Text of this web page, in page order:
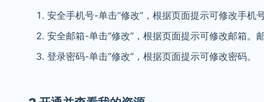
安全手机号-单击“修改”，根据页面提示可修改手
安全邮箱-单击“修改”，根据页面提示可修改邮箱。
登录密码-单击“修改”，根据页面提示可修改密码。